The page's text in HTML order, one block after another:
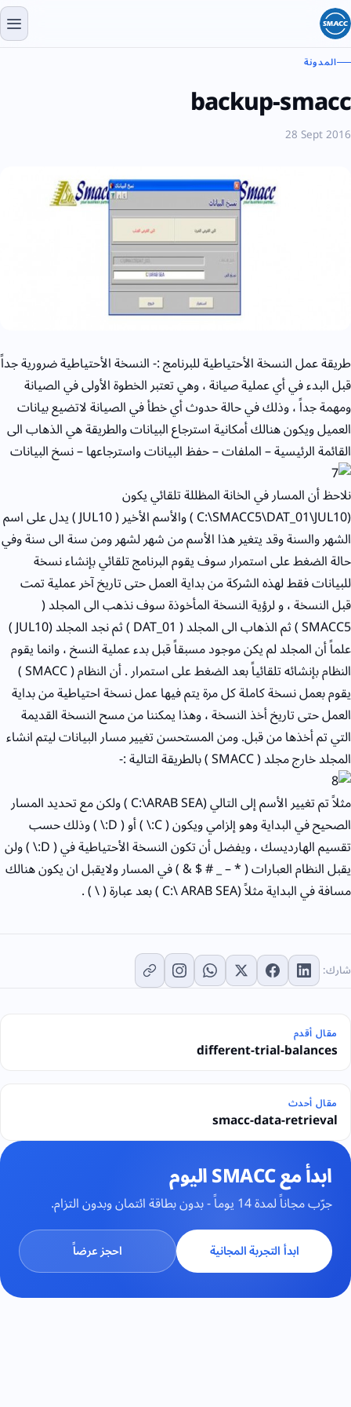
المدونة
backup-smacc
28 Sept 2016
طريقة عمل النسخة الأحتياطية للبرنامج :- النسخة الأحتياطية ضرورية جداً
قبل البدء في أي عملية صيانة ، وهي تعتبر الخطوة الأولى في الصيانة
ومهمة جداً ، وذلك في حالة حدوث أي خطأ في الصيانة لاتضيع بيانات
العميل ويكون هنالك أمكانية استرجاع البيانات والطريقة هي الذهاب الى
القائمة الرئيسية – الملفات – حفظ البيانات واسترجاعها – نسخ البيانات
نلاحظ أن المسار في الخانة المظللة تلقائي يكون
(C:\SMACC5\DAT_01\JUL10 ) والأسم الأخير ( JUL10 ) يدل على اسم
الشهر والسنة وقد يتغير هذا الأسم من شهر لشهر ومن سنة الى سنة وفي
حالة الضغط على استمرار سوف يقوم البرنامج تلقائي بإنشاء نسخة
للبيانات فقط لهذه الشركة من بداية العمل حتى تاريخ آخر عملية تمت
قبل النسخة ، و لرؤية النسخة المأخوذة سوف نذهب الى المجلد (
SMACC5 ) ثم الذهاب الى المجلد ( DAT_01 ) ثم نجد المجلد (JUL10 )
علماً أن المجلد لم يكن موجود مسبقاً قبل بدء عملية النسخ ، وانما يقوم
النظام بإنشائه تلقائياً بعد الضغط على استمرار . أن النظام ( SMACC )
يقوم بعمل نسخة كاملة كل مرة يتم فيها عمل نسخة احتياطية من بداية
العمل حتى تاريخ أخذ النسخة ، وهذا يمكننا من مسح النسخة القديمة
التي تم أخذها من قبل. ومن المستحسن تغيير مسار البيانات ليتم انشاء
المجلد خارج مجلد ( SMACC ) بالطريقة التالية :-
مثلاً تم تغيير الأسم إلى التالي (C:\ARAB SEA ) ولكن مع تحديد المسار
الصحيح في البداية وهو إلزامي ويكون ( C:\ ) أو ( D:\ ) وذلك حسب
تقسيم الهارديسك ، ويفضل أن تكون النسخة الأحتياطية في ( D:\ ) ولن
يقبل النظام العبارات ( * – _ # $ & ) في المسار ولايقبل ان يكون هنالك
مسافة في البداية مثلاً (C:\ ARAB SEA ) بعد عبارة ( \ ) .
شارك:
مقال أقدم
different-trial-balances
مقال أحدث
smacc-data-retrieval
ابدأ مع SMACC اليوم
جرّب مجاناً لمدة 14 يوماً - بدون بطاقة ائتمان وبدون التزام.
ابدأ التجربة المجانية احجز عرضاً